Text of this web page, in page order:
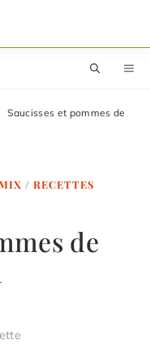
Saucisses et pommes de
/ RECETTES
de